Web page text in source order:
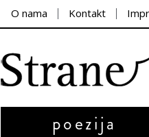
O nama Kontakt
poezija